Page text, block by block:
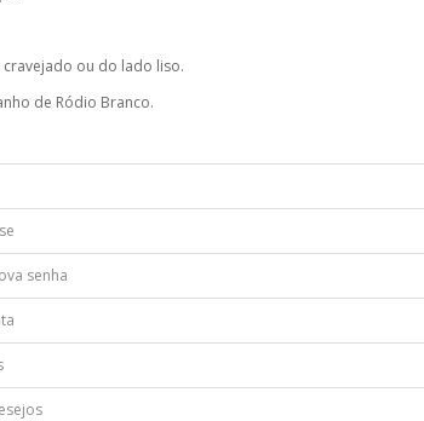
ou do lado liso.
de Ródio Branco.
senha